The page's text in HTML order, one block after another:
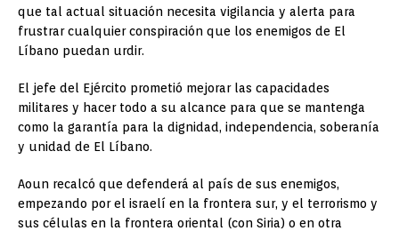
que tal actual situación necesita vigilancia y alerta para
frustrar cualquier conspiración que los enemigos de El
Líbano puedan urdir.
El jefe del Ejército prometió mejorar las capacidades
militares y hacer todo a su alcance para que se mantenga
como la garantía para la dignidad, independencia, soberanía
y unidad de El Líbano.
Aoun recalcó que defenderá al país de sus enemigos,
empezando por el israelí en la frontera sur, y el terrorismo y
sus células en la frontera oriental (con Siria) o en otra